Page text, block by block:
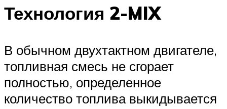
Технология 2-MIX
В обычном двухтактном двигателе,
топливная смесь не сгорает
полностью, определенное
количество топлива выкидывается